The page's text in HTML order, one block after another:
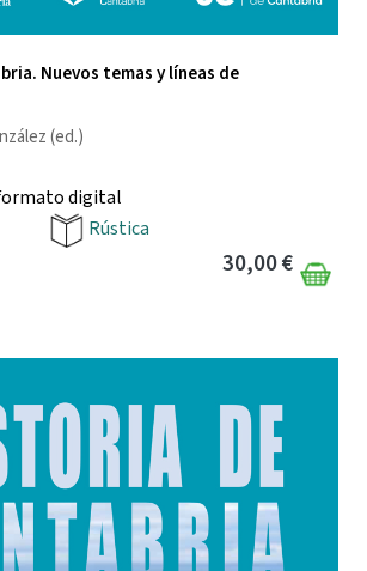
Nuevos temas y líneas de
(ed.)
digital
Rústica
30,00 €